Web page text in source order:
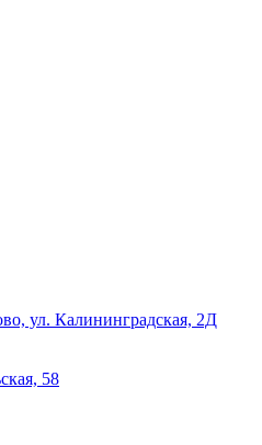
ул. Калининградская, 2Д
58